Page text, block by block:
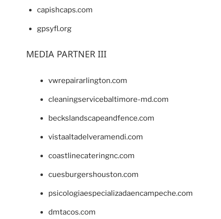
capishcaps.com
gpsyfl.org
MEDIA PARTNER III
vwrepairarlington.com
cleaningservicebaltimore-md.com
beckslandscapeandfence.com
vistaaltadelveramendi.com
coastlinecateringnc.com
cuesburgershouston.com
psicologiaespecializadaencampeche.com
dmtacos.com